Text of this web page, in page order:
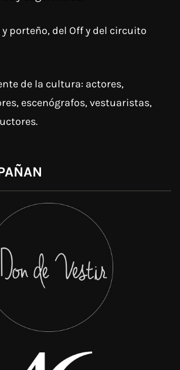
porteño, del Off y del circuito
de la cultura: actores,
escenógrafos, vestuaristas,